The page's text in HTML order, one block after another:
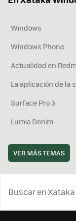
Windows
Windows Phone
Actualidad en
La aplicación de la
Surface Pro 3
Lumia Denim
VER MÁS TEMAS